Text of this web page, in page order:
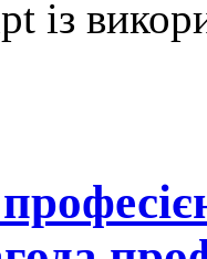
із